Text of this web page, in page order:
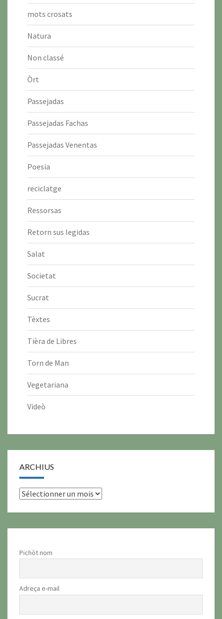
mots crosats
Natura
Non classé
Òrt
Passejadas
Passejadas Fachas
Passejadas Venentas
Poesia
reciclatge
Ressorsas
Retorn sus legidas
Salat
Societat
Sucrat
Tèxtes
Tièra de Libres
Torn de Man
Vegetariana
Videò
ARCHIUS
archius
Pichòt nom
Adreça e-mail